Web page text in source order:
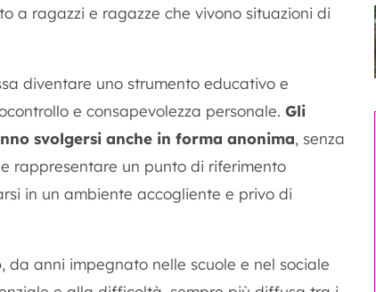
a ragazzi e ragazze che vivono situazioni di
diventare uno strumento educativo e
e consapevolezza personale. Gli
svolgersi anche in forma anonima, senza
rappresentare un punto di riferimento
in un ambiente accogliente e privo di
, da anni impegnato nelle scuole e nel sociale